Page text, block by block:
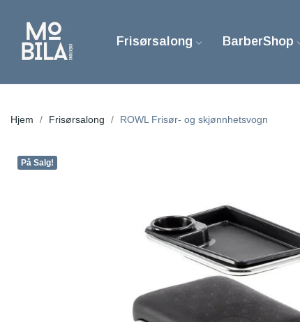
Frisørsalong BarberShop
Hjem Frisørsalong ROWL Frisør- og skjønnhetsvogn
På Salg!